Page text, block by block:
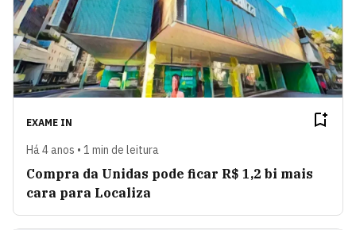
EXAME IN
Há 4 anos • 1 min de leitura
Compra da Unidas pode ficar R$ 1,2 bi mais
cara para Localiza